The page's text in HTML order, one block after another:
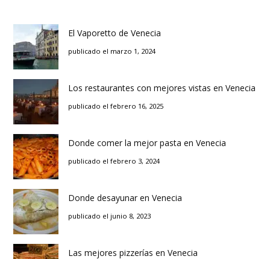
El Vaporetto de Venecia
publicado el marzo 1, 2024
Los restaurantes con mejores vistas en Venecia
publicado el febrero 16, 2025
Donde comer la mejor pasta en Venecia
publicado el febrero 3, 2024
Donde desayunar en Venecia
publicado el junio 8, 2023
Las mejores pizzerías en Venecia